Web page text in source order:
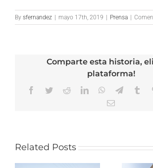
By sfernandez mayo 17th, 2019 Prensa
Comparte esta historia,
plataforma!
Facebook
TwitterRedditLinkedInWhatsApp
Telegram
Email
Related Posts